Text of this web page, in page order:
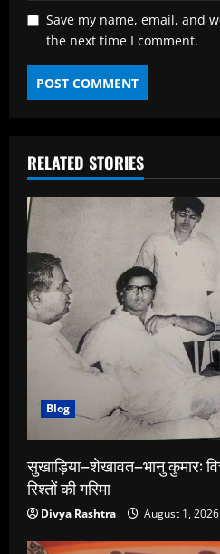
Save my name, email, and
the next time I comment.
RELATED STORIES
Blog
सुखाड़िया–शेखावत–भानु कुमार:
रिश्तों की गरिमा
Divya Rashtra August 1, 2026